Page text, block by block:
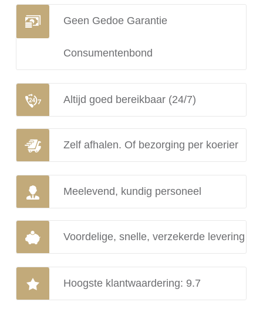
Geen Gedoe Garantie
Consumentenbond
Altijd goed bereikbaar (24/7)
Zelf afhalen. Of bezorging per koerier
Meelevend, kundig personeel
Voordelige, snelle, verzekerde levering
Hoogste klantwaardering: 9.7